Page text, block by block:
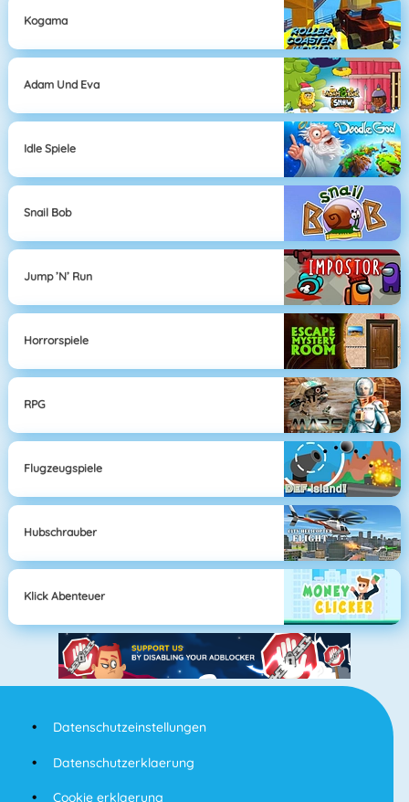
Kogama
Adam Und Eva
Idle Spiele
Snail Bob
Jump ’n’ Run
Horrorspiele
RPG
Flugzeugspiele
Hubschrauber
Klick Abenteuer
Datenschutzeinstellungen
Datenschutzerklaerung
Cookie erklaerung